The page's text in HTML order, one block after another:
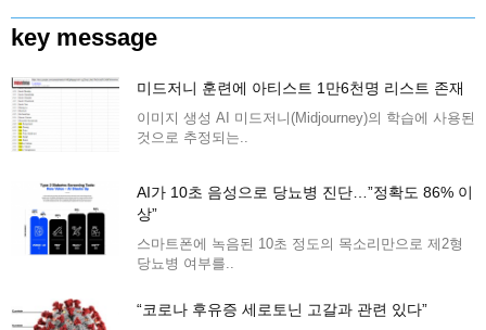
key message
미드저니 훈련에 아티스트 1만6천명 리스트 존재
이미지 생성 AI 미드저니(Midjourney)의 학습에 사용된
것으로 추정되는..
AI가 10초 음성으로 당뇨병 진단…”정확도 86% 이
상”
스마트폰에 녹음된 10초 정도의 목소리만으로 제2형
당뇨병 여부를..
“코로나 후유증 세로토닌 고갈과 관련 있다”